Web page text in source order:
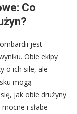
Co
jest
Obie ekipy
o ich sile, ale
mogą
jak obie drużyny
i słabe